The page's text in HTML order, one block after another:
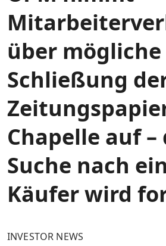
über mögliche
Schließung
Chapelle auf –
Suche nach
Käufer wird
INVESTOR NEWS